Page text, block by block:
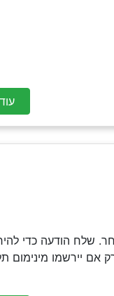
שלח הודעה כדי
יירשמו מינימום